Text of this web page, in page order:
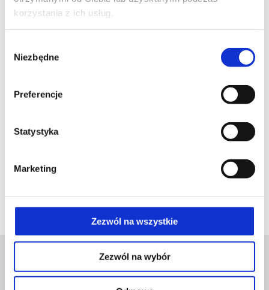
korzystania z ich usług.
zgody
Niezbędne
Preferencje
Statystyka
Marketing
Zezwól na wszystkie
Zezwól na wybór
Zabieg odbarczania nerwu
zwracając szczególną uwagę na jego zaopatrzenie
tętnicze jest wypreparowywany oraz transponowany
do przodu i uwalniany w całej części proksymalnej.
Zazwyczaj stosuje się płat powięzi bądź materiałów
otaczających struktur i zapewnieniu jego ślizgu.
Po zabiegu efekt nie zawsze jest natychmiastowy –
zazwyczaj większość dolegliwości wycofuje się w pełni
bądź większej części w ciągu kilku tygodni.